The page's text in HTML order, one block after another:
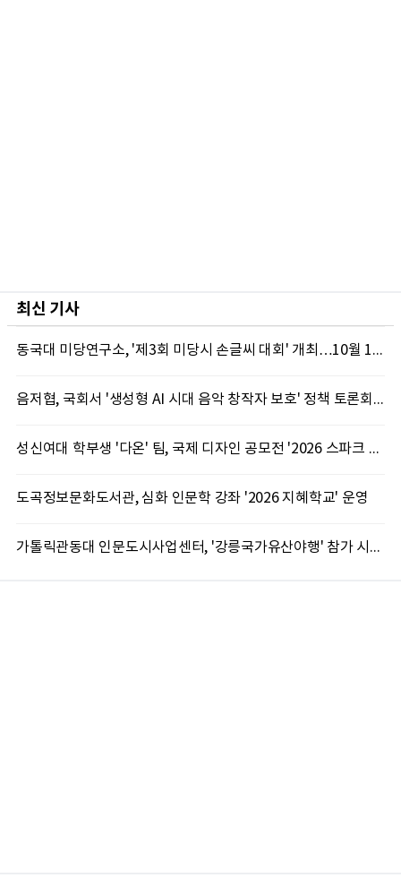
최신 기사
동국대 미당연구소, '제3회 미당시 손글씨 대회' 개최…10월 12일까지 접수
음저협, 국회서 '생성형 AI 시대 음악 창작자 보호' 정책 토론회 10일 개최
성신여대 학부생 '다온' 팀, 국제 디자인 공모전 '2026 스파크 어워드' 동상 수상
도곡정보문화도서관, 심화 인문학 강좌 '2026 지혜학교' 운영
가톨릭관동대 인문도시사업센터, '강릉국가유산야행' 참가 시민 15명 모집